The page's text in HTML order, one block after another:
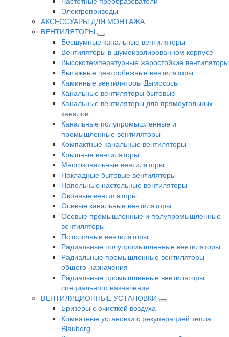
Электроприводы
АКСЕССУАРЫ ДЛЯ МОНТАЖА
ВЕНТИЛЯТОРЫ
Бесшумные канальные вентиляторы
Вентиляторы в шумоизолированном корпусе
Высокотемпературные жаростойкие вентиляторы
Вытяжные центробежные вентиляторы
Каминные вентиляторы Дымососы
Канальные вентиляторы бытовые
Канальные вентиляторы для прямоугольных
каналов
Канальные полупромышленные и
промышленные вентиляторы
Компактные канальные вентиляторы
Крышные вентиляторы
Многозональные вентиляторы
Накладные бытовые вентиляторы
Напольные настольные вентиляторы
Оконные вентиляторы
Осевые канальные вентиляторы
Осевые промышленные и полупромышленные
вентиляторы
Потолочные вентиляторы
Радиальные полупромышленные вентиляторы
Радиальные промышленные вентиляторы
общего назначения
Радиальные промышленные вентиляторы
специального назначения
ВЕНТИЛЯЦИОННЫЕ УСТАНОВКИ
Бризеры с очисткой воздуха
Комнатные установки с рекуперацией тепла
Blauberg